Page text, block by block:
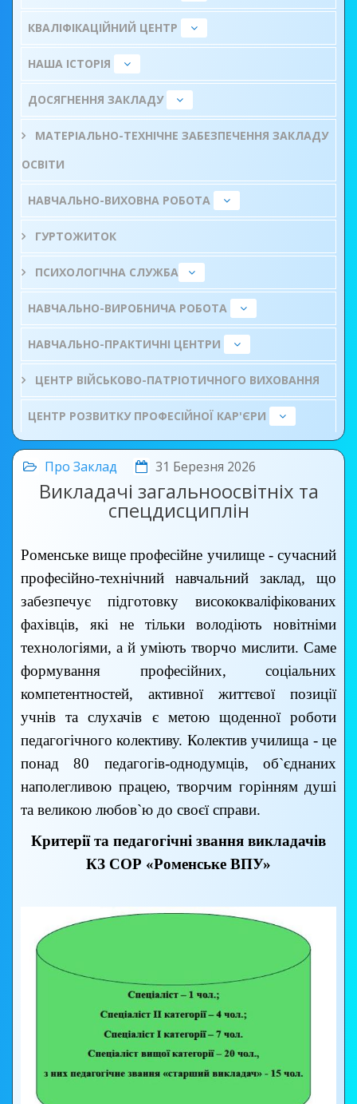
КВАЛІФІКАЦІЙНИЙ ЦЕНТР
НАША ІСТОРІЯ
ДОСЯГНЕННЯ ЗАКЛАДУ
МАТЕРІАЛЬНО-ТЕХНІЧНЕ ЗАБЕЗПЕЧЕННЯ ЗАКЛАДУ
ОСВІТИ
НАВЧАЛЬНО-ВИХОВНА РОБОТА
ГУРТОЖИТОК
ПСИХОЛОГІЧНА СЛУЖБА
НАВЧАЛЬНО-ВИРОБНИЧА РОБОТА
НАВЧАЛЬНО-ПРАКТИЧНІ ЦЕНТРИ
ЦЕНТР ВІЙСЬКОВО-ПАТРІОТИЧНОГО ВИХОВАННЯ
ЦЕНТР РОЗВИТКУ ПРОФЕСІЙНОЇ КАР'ЄРИ
Про Заклад 31 Березня 2026
Викладачі загальноосвітніх та
спецдисциплін
Роменське вище професійне училище - сучасний
професійно-технічний навчальний заклад, що
забезпечує підготовку висококваліфікованих
фахівців, які не тільки володіють новітніми
технологіями, а й уміють творчо мислити. Саме
формування професійних, соціальних
компетентностей, активної життєвої позиції
учнів та слухачів є метою щоденної роботи
педагогічного колективу. Колектив училища - це
понад 80 педагогів-однодумців, об`єднаних
наполегливою працею, творчим горінням душі
та великою любов`ю до своєї справи.
Критерії та педагогічні звання викладачів
КЗ СОР «Роменське ВПУ»